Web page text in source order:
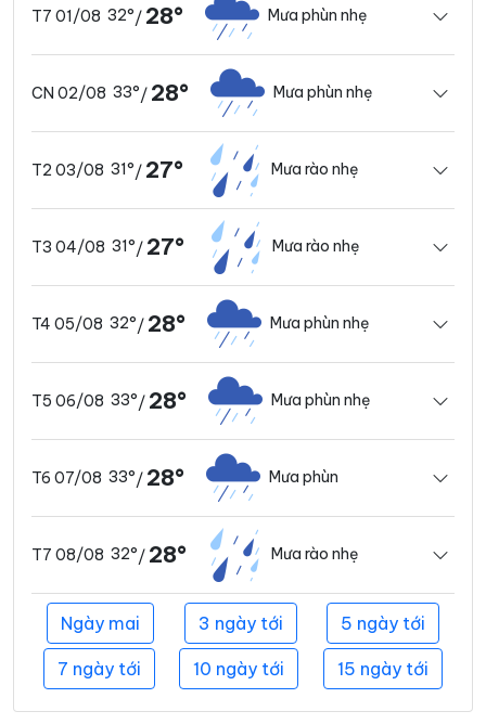
T7 01/08 32°/ 28° Mưa phùn nhẹ
CN 02/08 33°/ 28° Mưa phùn nhẹ
T2 03/08 31°/ 27° Mưa rào nhẹ
T3 04/08 31°/ 27° Mưa rào nhẹ
T4 05/08 32°/ 28° Mưa phùn nhẹ
T5 06/08 33°/ 28° Mưa phùn nhẹ
T6 07/08 33°/ 28° Mưa phùn
T7 08/08 32°/ 28° Mưa rào nhẹ
Ngày mai 3 ngày tới 5 ngày tới
7 ngày tới 10 ngày tới 15 ngày tới